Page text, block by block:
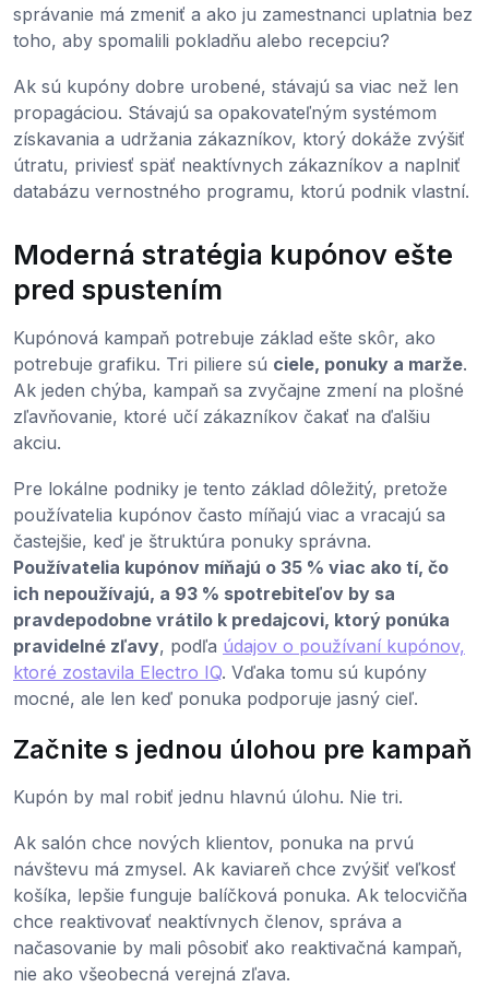
správanie má zmeniť a ako ju zamestnanci uplatnia bez
toho, aby spomalili pokladňu alebo recepciu?
Ak sú kupóny dobre urobené, stávajú sa viac než len
propagáciou. Stávajú sa opakovateľným systémom
získavania a udržania zákazníkov, ktorý dokáže zvýšiť
útratu, priviesť späť neaktívnych zákazníkov a naplniť
databázu vernostného programu, ktorú podnik vlastní.
Moderná stratégia kupónov ešte
pred spustením
Kupónová kampaň potrebuje základ ešte skôr, ako
potrebuje grafiku. Tri piliere sú ciele, ponuky a marže.
Ak jeden chýba, kampaň sa zvyčajne zmení na plošné
zľavňovanie, ktoré učí zákazníkov čakať na ďalšiu
akciu.
Pre lokálne podniky je tento základ dôležitý, pretože
používatelia kupónov často míňajú viac a vracajú sa
častejšie, keď je štruktúra ponuky správna.
Používatelia kupónov míňajú o 35 % viac ako tí, čo
ich nepoužívajú, a 93 % spotrebiteľov by sa
pravdepodobne vrátilo k predajcovi, ktorý ponúka
pravidelné zľavy, podľa údajov o používaní kupónov,
ktoré zostavila Electro IQ. Vďaka tomu sú kupóny
mocné, ale len keď ponuka podporuje jasný cieľ.
Začnite s jednou úlohou pre kampaň
Kupón by mal robiť jednu hlavnú úlohu. Nie tri.
Ak salón chce nových klientov, ponuka na prvú
návštevu má zmysel. Ak kaviareň chce zvýšiť veľkosť
košíka, lepšie funguje balíčková ponuka. Ak telocvičňa
chce reaktivovať neaktívnych členov, správa a
načasovanie by mali pôsobiť ako reaktivačná kampaň,
nie ako všeobecná verejná zľava.